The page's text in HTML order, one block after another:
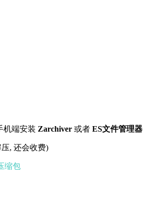
机端安装 Zarchiver 或者 ES文件管理器
, 还会收费)
缩包